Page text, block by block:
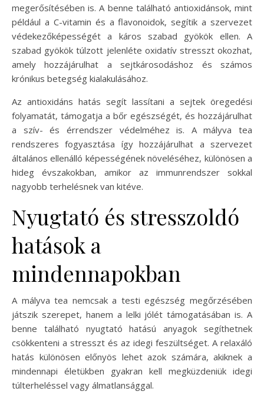
megerősítésében is. A benne található antioxidánsok, mint
például a C-vitamin és a flavonoidok, segítik a szervezet
védekezőképességét a káros szabad gyökök ellen. A
szabad gyökök túlzott jelenléte oxidatív stresszt okozhat,
amely hozzájárulhat a sejtkárosodáshoz és számos
krónikus betegség kialakulásához.
Az antioxidáns hatás segít lassítani a sejtek öregedési
folyamatát, támogatja a bőr egészségét, és hozzájárulhat
a szív- és érrendszer védelméhez is. A mályva tea
rendszeres fogyasztása így hozzájárulhat a szervezet
általános ellenálló képességének növeléséhez, különösen a
hideg évszakokban, amikor az immunrendszer sokkal
nagyobb terhelésnek van kitéve.
Nyugtató és stresszoldó
hatások a
mindennapokban
A mályva tea nemcsak a testi egészség megőrzésében
játszik szerepet, hanem a lelki jólét támogatásában is. A
benne található nyugtató hatású anyagok segíthetnek
csökkenteni a stresszt és az idegi feszültséget. A relaxáló
hatás különösen előnyös lehet azok számára, akiknek a
mindennapi életükben gyakran kell megküzdeniük idegi
túlterheléssel vagy álmatlansággal.